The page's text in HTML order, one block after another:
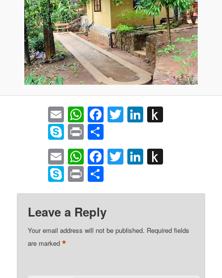
EmailWhatsApp
Facebook
TwitterLinkedIn
Skype
Print
EmailWhatsApp
Facebook
TwitterLinkedIn
Kindle
Skype
Print
Leave a Reply
Your email address will not be published. Required fields
are marked*